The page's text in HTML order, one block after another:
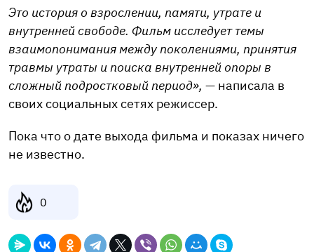
Это история о взрослении, памяти, утрате и
внутренней свободе. Фильм исследует темы
взаимопонимания между поколениями, принятия
травмы утраты и поиска внутренней опоры в
сложный подростковый период», — написала в
своих социальных сетях режиссер.
Пока что о дате выхода фильма и показах ничего
не известно.
0